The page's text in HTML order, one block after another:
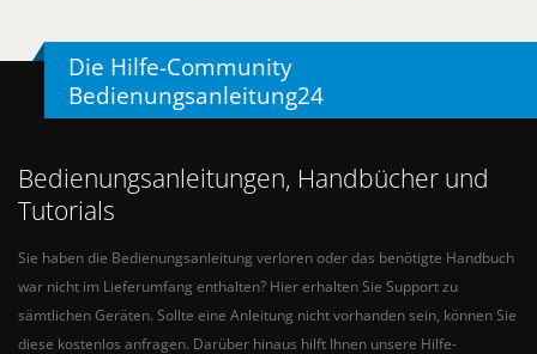
Die Hilfe-Community
Bedienungsanleitung24
Bedienungsanleitungen, Handbücher und
Tutorials
Sie haben die Bedienungsanleitung verloren oder das benötigte Handbuch
war nicht im Lieferumfang enthalten? Hier erhalten Sie Support zu
sämtlichen Geräten. Sollte eine Anleitung nicht vorhanden sein, können Sie
diese kostenlos anfragen. Darüber hinaus hilft Ihnen unsere Hilfe-